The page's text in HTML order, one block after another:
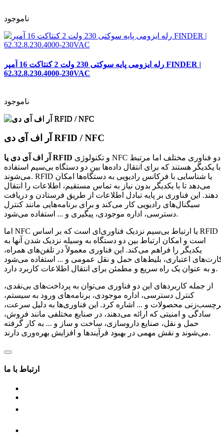
ناموجود
رله ایزومی پایه سوکتی 230 ولت 2 کنتاکت 16 آمپر FINDER |
62.32.8.230.4000-230VAC
ناموجود
آر اف آی دی RFID / NFC
آر اف آی دی یا RFID
با یکدیگر هستند که برای انتقال داده‌ها بین دو دستگاه بی‌سیم استفاده
می‌شوند. RFID یا شناسایی با فرکانس رادیویی به دستگاه‌ها امکان
می‌دهد تا با یکدیگر بدون نیاز به تماس مستقیم، اطلاعات را انتقال
دهند. این فناوری بر پایه تبادل اطلاعات از طریق فرستادن و دریافت
سیگنال‌های رادیویی کار می‌کند و برای برنامه‌هایی مانند کنترل
دسترسی، اداره موجودی، پیگیری و ... استفاده می‌شود.
اما NFC یا ارتباط بی‌سیم نزدیک فناوری‌ای است که بر اساس RFID
است و امکان ارتباط بین دو دستگاه به وسیله نزدیک شدن آنها به
یکدیگر را فراهم می‌کند. این فناوری معمولاً در تلفن‌های همراه،
اعتباری، بلیط‌های حمل و نقل عمومی و ... استفاده می‌شود
و به عنوان یک راه سریع و مطمئن برای انتقال اطلاعات کاربرد دارد.
از جمله کاربردهای این دو فناوری می‌توان به پرداخت‌های بی‌نقدی،
کنترل دسترسی، اداره موجودی، برنامه‌های ورود به سیستم،
محصولات و ... اشاره کرد. این فناوری‌ها به دلیل سرعت،
سادگی و امنیتی که ارائه می‌دهند، در صنایع مختلفی مانند فروش،
حمل و نقل، صنایع داروسازی، ساخت و ساز و ... به کار گرفته
می‌شوند و نقش مهمی در بهبود فرآیندها و افزایش بهره‌وری دارند.
ارتباط با ما